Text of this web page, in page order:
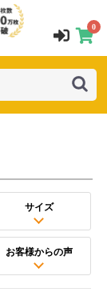
0
サイズ
お客様からの声